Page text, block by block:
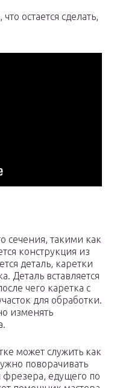
остается сделать,
сечения, такими как
конструкция из
деталь, каретки
Деталь вставляется
чего каретка с
для обработки.
изменять
может служить как
поворачивать
фрезера, едущего по